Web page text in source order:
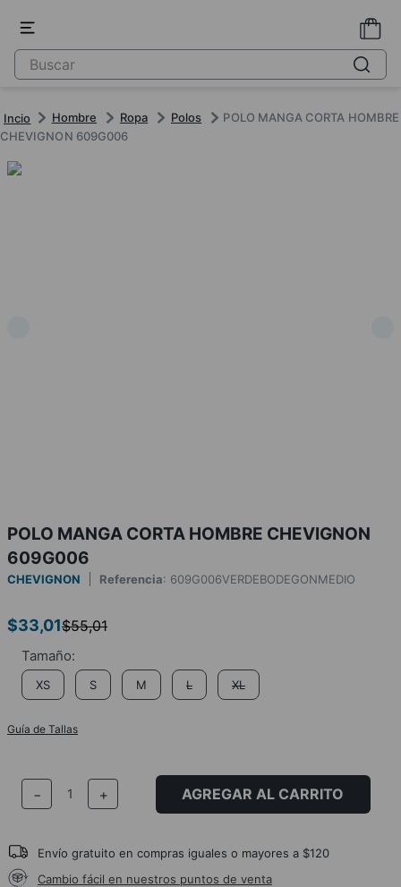
Hombre Ropa Polos
POLO MANGA CORTA HOMBRE
CHEVIGNON 609G006
POLO MANGA CORTA HOMBRE CHEVIGNON
609G006
CHEVIGNON Referencia: 609G006VERDEBODEGONMEDIO
$33,01$55,01
XS S M L XL
Guía de Tallas
＋
－ AGREGAR AL CARRITO
Envío gratuito en compras iguales o mayores a $120
Cambio fácil en nuestros puntos de venta